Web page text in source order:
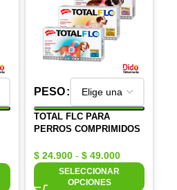
PESO
TOTAL FLC PARA
PERROS COMPRIMIDOS
$ 24.900 - $ 49.000
SELECCIONAR
OPCIONES